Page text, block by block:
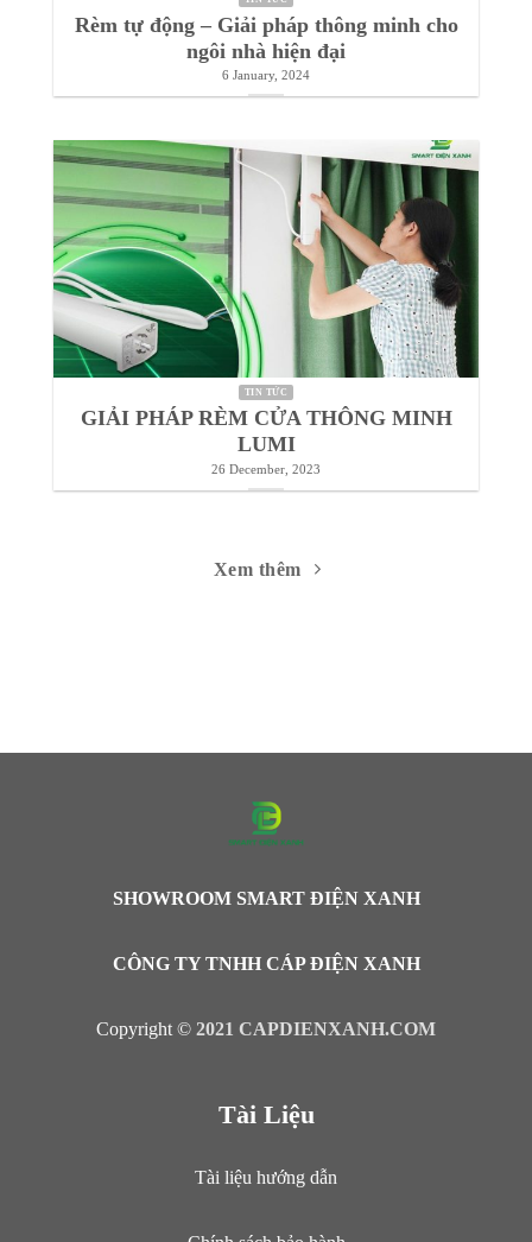
Rèm tự động – Giải pháp thông minh cho
ngôi nhà hiện đại
6 January, 2024
Xem thêm
SHOWROOM SMART ĐIỆN XANH